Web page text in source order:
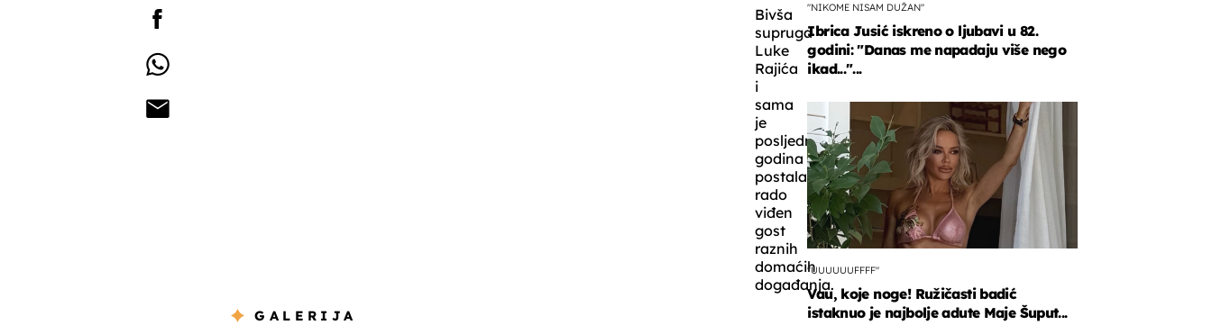
Bivša
supruga
Luke
Rajića
i
sama
je
posljednjih
godina
postala
rado
viđen
gost
raznih
domaćih
događanja.
GALERIJA
"NIKOME NISAM DUŽAN"
Ibrica Jusić iskreno o ljubavi u 82.
godini: "Danas me napadaju više nego
ikad..."...
"UUUUUUFFFF"
Vau, koje noge! Ružičasti badić
istaknuo je najbolje adute Maje Šuput...